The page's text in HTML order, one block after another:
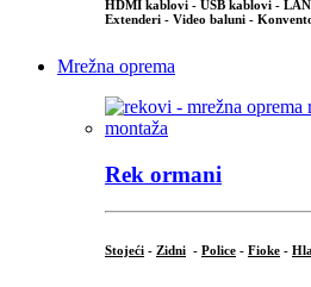
HDMI kablovi - USB kablovi -
Extenderi - Video baluni -
Mrežna oprema
Rek ormani
Stojeći - Zidni - Police - Fioke -